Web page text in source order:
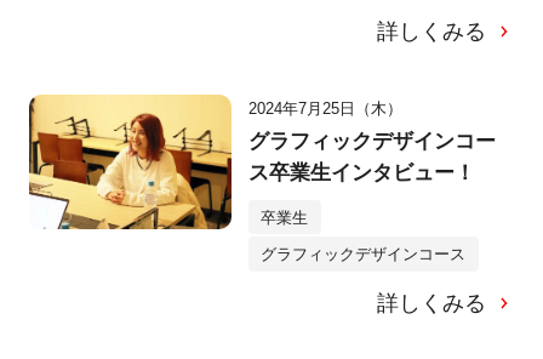
詳しくみる
2024年7月25日（木）
グラフィックデザインコー
ス卒業生インタビュー！
卒業生
グラフィックデザインコース
詳しくみる